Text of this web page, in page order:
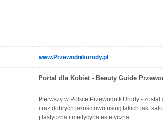
www.Przewodnikurody.pl
Portal dla Kobiet - Beauty Guide
Pierwszy w Polsce Przewodnik Urody -
oraz dobrych jakościowo usług takich jak:
plastyczna i medycyna estetyczna.